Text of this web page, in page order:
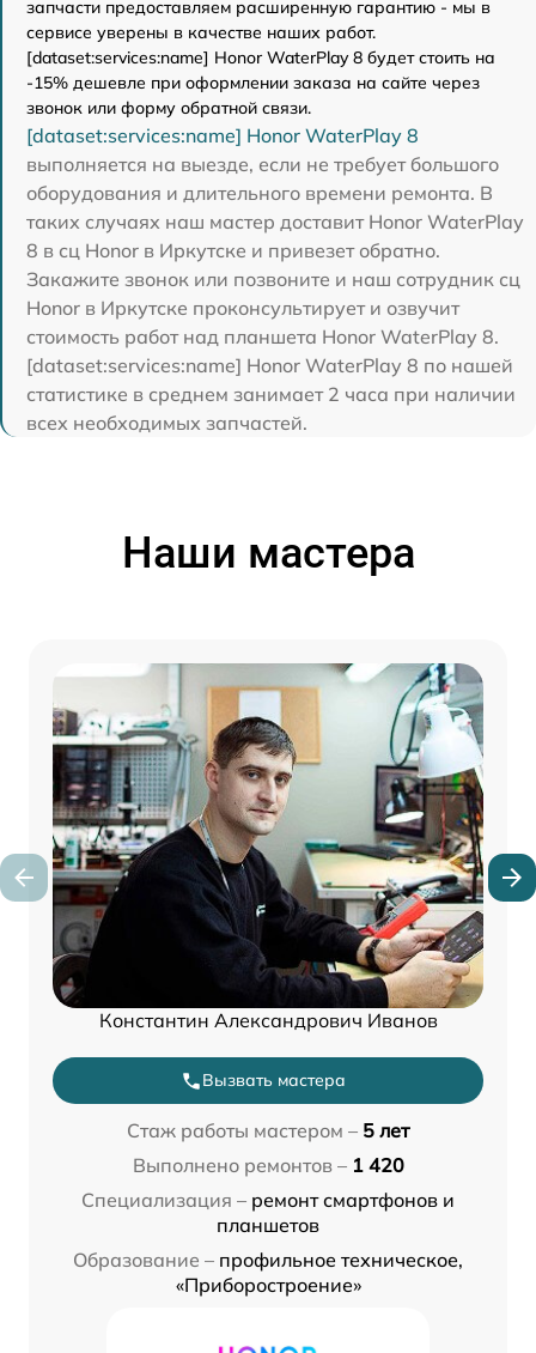
запчасти предоставляем расширенную гарантию - мы в
сервисе уверены в качестве наших работ.
[dataset:services:name] Honor WaterPlay 8 будет стоить на
-15% дешевле при оформлении заказа на сайте через
звонок или форму обратной связи.
[dataset:services:name] Honor WaterPlay 8
выполняется на выезде, если не требует большого
оборудования и длительного времени ремонта. В
таких случаях наш мастер доставит Honor WaterPlay
8 в сц Honor в Иркутске и привезет обратно.
Закажите звонок или позвоните и наш сотрудник сц
Honor в Иркутске проконсультирует и озвучит
стоимость работ над планшета Honor WaterPlay 8.
[dataset:services:name] Honor WaterPlay 8 по нашей
статистике в среднем занимает 2 часа при наличии
всех необходимых запчастей.
Наши мастера
Константин Александрович Иванов
Вызвать мастера
Стаж работы мастером – 5 лет
Выполнено ремонтов – 1 420
Специализация – ремонт смартфонов и
планшетов
Образование – профильное техническое,
«Приборостроение»